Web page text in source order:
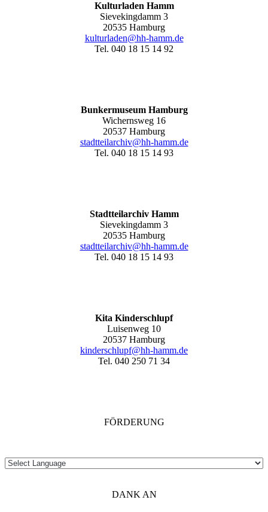
Kulturladen Hamm
Sievekingdamm 3
20535 Hamburg
kulturladen@hh-hamm.de
Tel. 040 18 15 14 92
Bunkermuseum Hamburg
Wichernsweg 16
20537 Hamburg
stadtteilarchiv@hh-hamm.de
Tel. 040 18 15 14 93
Stadtteilarchiv Hamm
Sievekingdamm 3
20535 Hamburg
stadtteilarchiv@hh-hamm.de
Tel. 040 18 15 14 93
Kita Kinderschlupf
Luisenweg 10
20537 Hamburg
kinderschlupf@hh-hamm.de
Tel. 040 250 71 34
FÖRDERUNG
DANK AN